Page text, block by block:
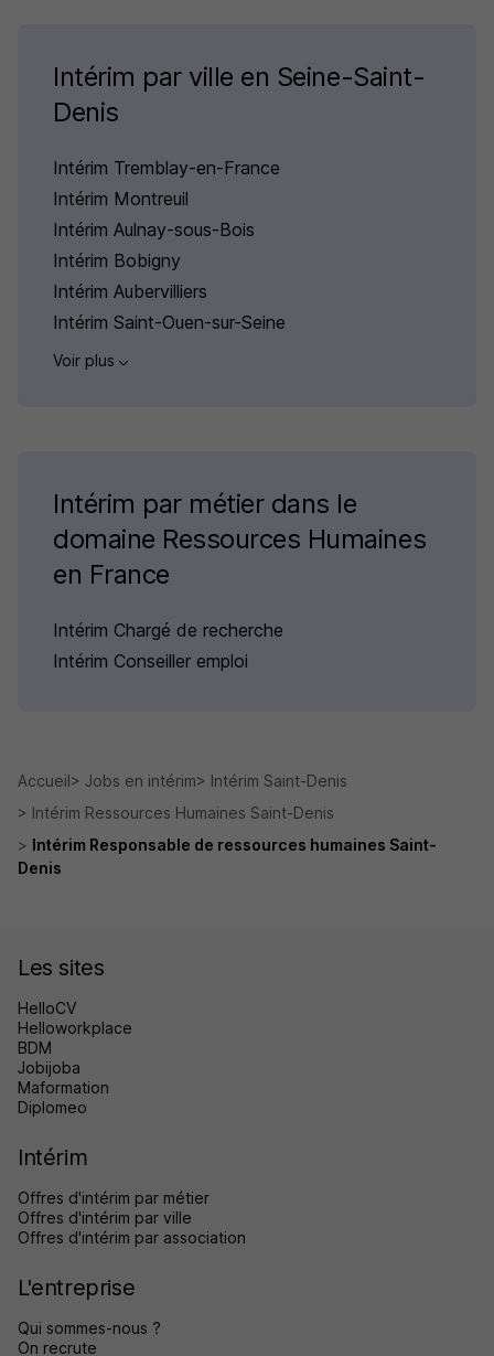
Intérim par ville en Seine-Saint-
Denis
Intérim Tremblay-en-France
Intérim Montreuil
Intérim Aulnay-sous-Bois
Intérim Bobigny
Intérim Aubervilliers
Intérim Saint-Ouen-sur-Seine
Voir plus
Intérim par métier dans le
domaine Ressources Humaines
en France
Intérim Chargé de recherche
Intérim Conseiller emploi
Accueil Jobs en intérim
Intérim Saint-Denis
Intérim Ressources Humaines Saint-Denis
Intérim Responsable de ressources humaines Saint-
Denis
Les sites
HelloCV
Helloworkplace
BDM
Jobijoba
Maformation
Diplomeo
Intérim
Offres d'intérim par métier
Offres d'intérim par ville
Offres d'intérim par association
L'entreprise
Qui sommes-nous ?
On recrute